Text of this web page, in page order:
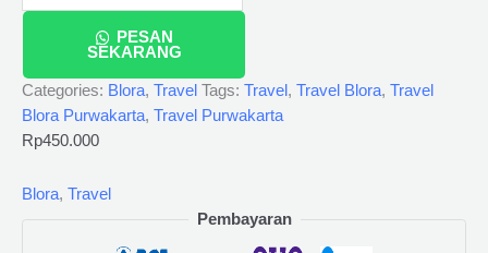
PESAN
SEKARANG
Categories: Blora, Travel Tags: Travel , Travel Blora, Travel
Blora Purwakarta, Travel Purwakarta
Rp450.000
Blora, Travel
Pembayaran